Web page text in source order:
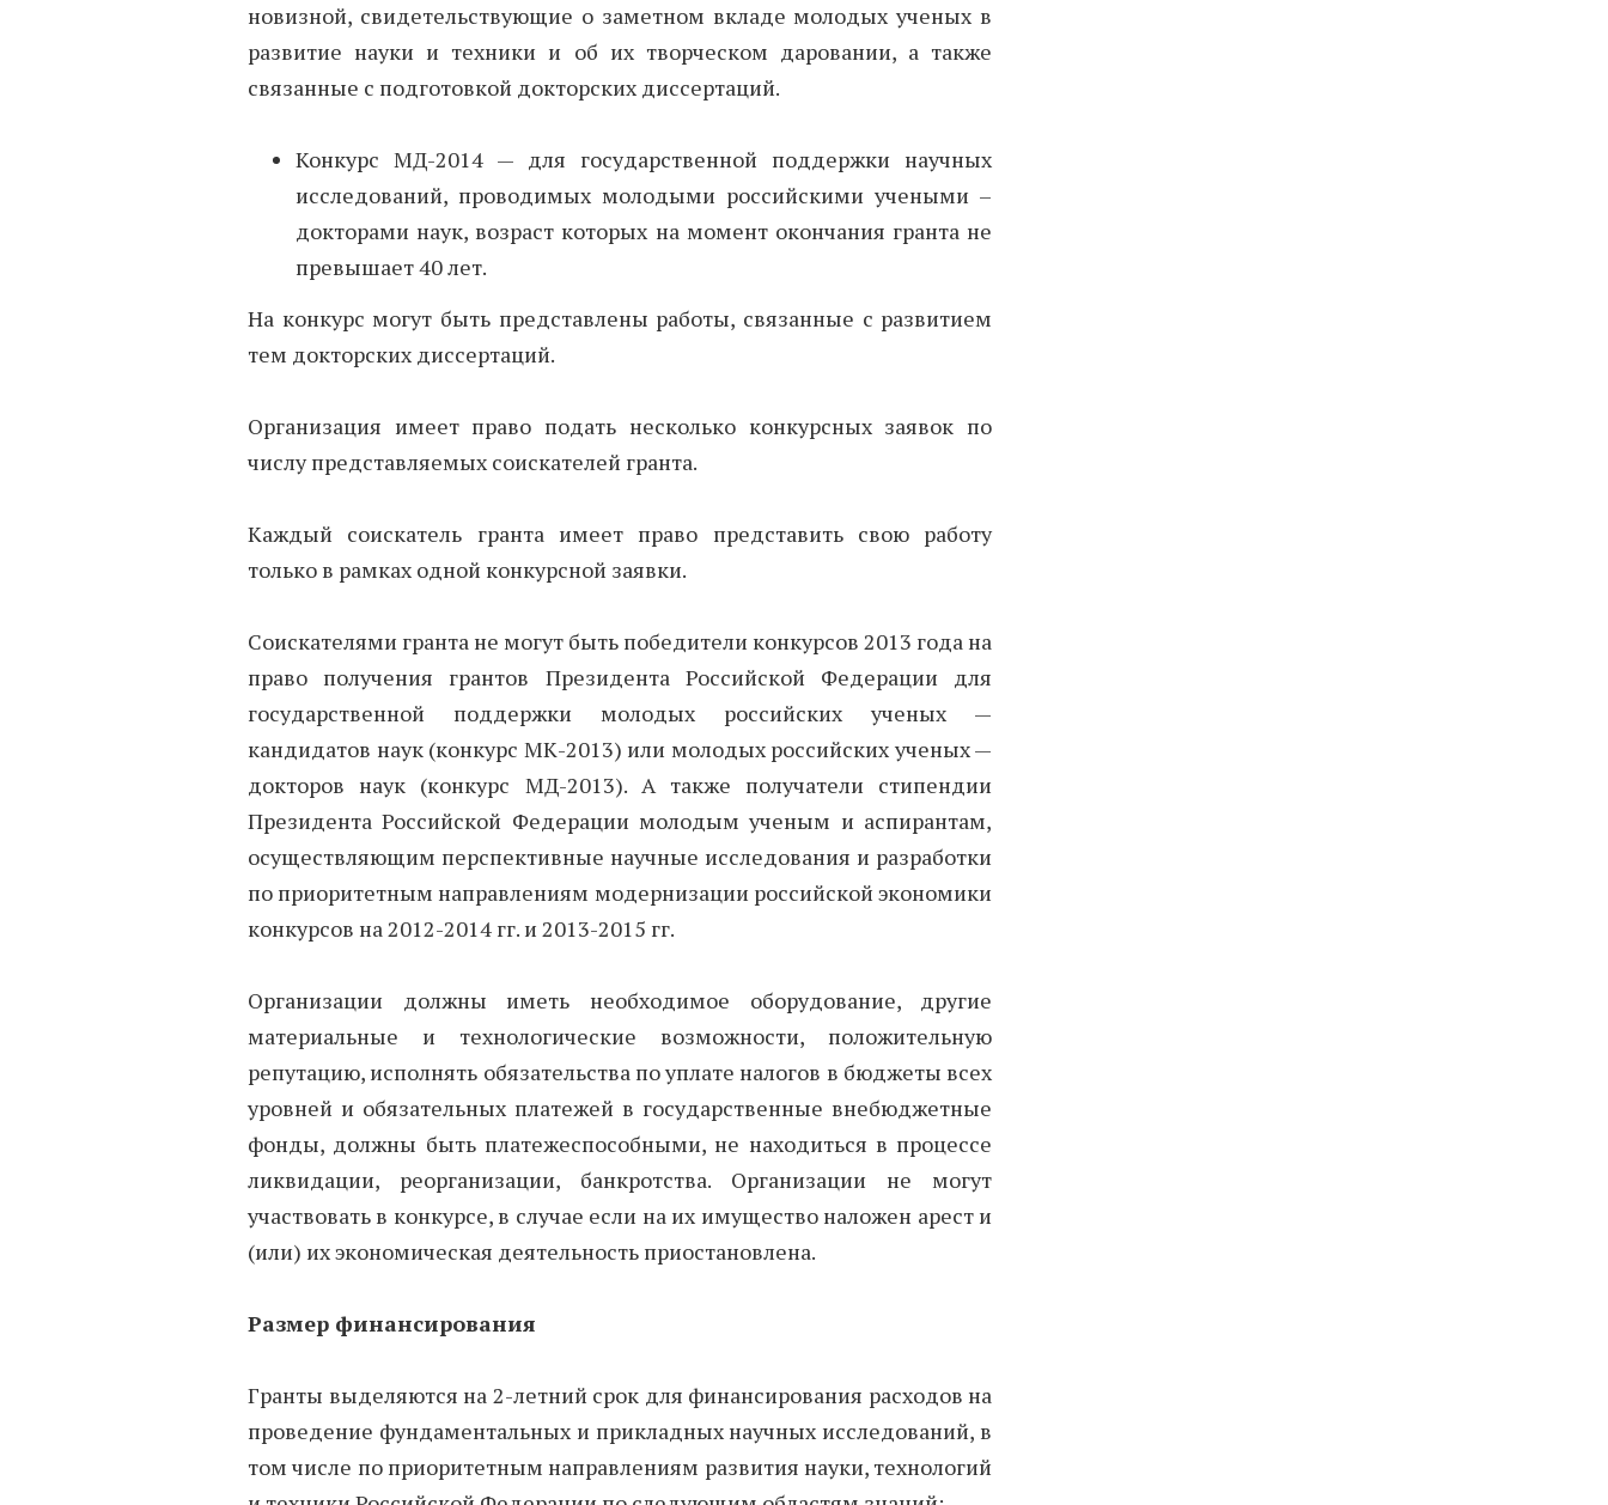
новизной, свидетельствующие о заметном вкладе молодых ученых в
развитие науки и техники и об их творческом даровании, а также
связанные с подготовкой докторских диссертаций.
Конкурс МД-2014 — для государственной поддержки научных
исследований, проводимых молодыми российскими учеными –
докторами наук, возраст которых на момент окончания гранта не
превышает 40 лет.
На конкурс могут быть представлены работы, связанные с развитием
тем докторских диссертаций.
Организация имеет право подать несколько конкурсных заявок по
числу представляемых соискателей гранта.
Каждый соискатель гранта имеет право представить свою работу
только в рамках одной конкурсной заявки.
Соискателями гранта не могут быть победители конкурсов 2013 года на
право получения грантов Президента Российской Федерации для
государственной поддержки молодых российских ученых —
кандидатов наук (конкурс МК-2013) или молодых российских ученых —
докторов наук (конкурс МД-2013). А также получатели стипендии
Президента Российской Федерации молодым ученым и аспирантам,
осуществляющим перспективные научные исследования и разработки
по приоритетным направлениям модернизации российской экономики
конкурсов на 2012-2014 гг. и 2013-2015 гг.
Организации должны иметь необходимое оборудование, другие
материальные и технологические возможности, положительную
репутацию, исполнять обязательства по уплате налогов в бюджеты всех
уровней и обязательных платежей в государственные внебюджетные
фонды, должны быть платежеспособными, не находиться в процессе
ликвидации, реорганизации, банкротства. Организации не могут
участвовать в конкурсе, в случае если на их имущество наложен арест и
(или) их экономическая деятельность приостановлена.
Размер финансирования
Гранты выделяются на 2-летний срок для финансирования расходов на
проведение фундаментальных и прикладных научных исследований, в
том числе по приоритетным направлениям развития науки, технологий